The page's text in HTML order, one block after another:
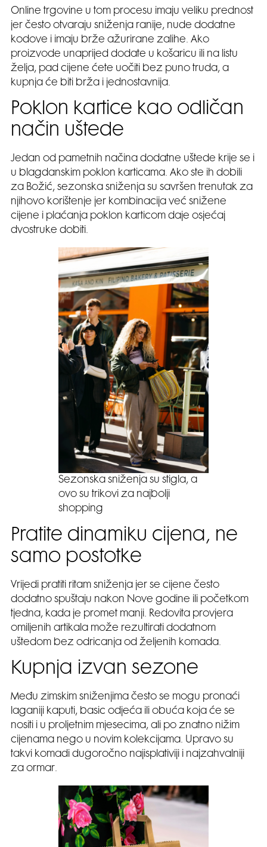
Online trgovine u tom procesu imaju veliku prednost
jer često otvaraju sniženja ranije, nude dodatne
kodove i imaju brže ažurirane zalihe. Ako
proizvode unaprijed dodate u košaricu ili na listu
želja, pad cijene ćete uočiti bez puno truda, a
kupnja će biti brža i jednostavnija.
Poklon kartice kao odličan
način uštede
Jedan od pametnih načina dodatne uštede krije se i
u blagdanskim poklon karticama. Ako ste ih dobili
za Božić, sezonska sniženja su savršen trenutak za
njihovo korištenje jer kombinacija već snižene
cijene i plaćanja poklon karticom daje osjećaj
dvostruke dobiti.
Sezonska sniženja su stigla, a
ovo su trikovi za najbolji
shopping
Pratite dinamiku cijena, ne
samo postotke
Vrijedi pratiti ritam sniženja jer se cijene često
dodatno spuštaju nakon Nove godine ili početkom
tjedna, kada je promet manji. Redovita provjera
omiljenih artikala može rezultirati dodatnom
uštedom bez odricanja od željenih komada.
Kupnja izvan sezone
Među zimskim sniženjima često se mogu pronaći
laganiji kaputi, basic odjeća ili obuća koja će se
nositi i u proljetnim mjesecima, ali po znatno nižim
cijenama nego u novim kolekcijama. Upravo su
takvi komadi dugoročno najisplativiji i najzahvalniji
za ormar.